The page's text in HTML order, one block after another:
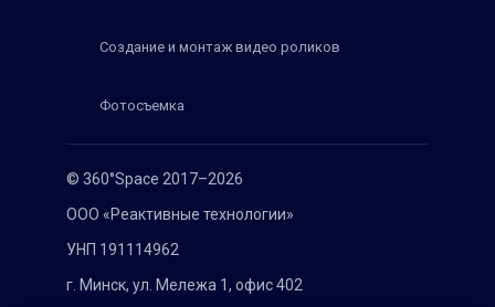
© 360°Space 2017–2026
ООО «Реактивные технологии»
УНП 191114962
г. Минск, ул. Мележа 1, офис 402
Создание и монтаж видео роликов
Фотосъемка